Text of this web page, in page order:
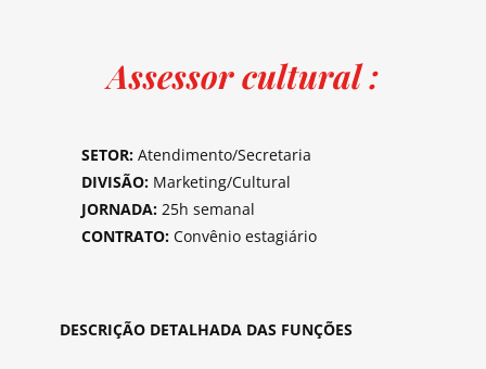
Assessor cultural :
SETOR:Atendimento/Secretaria
DIVISÃO:Marketing/Cultural
JORNADA:25h semanal
CONTRATO:Convênio estagiário
DESCRIÇÃO DETALHADA DAS FUNÇÕES